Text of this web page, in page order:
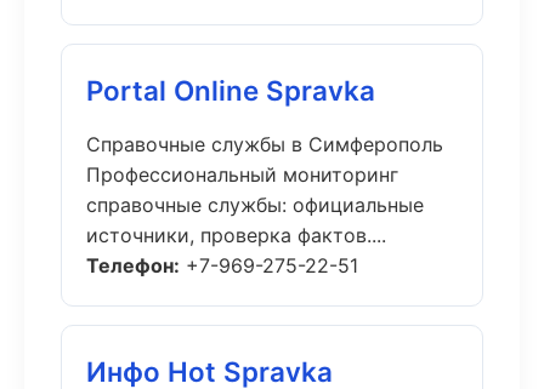
Portal Online Spravka
Справочные службы в Симферополь
Профессиональный мониторинг
справочные службы: официальные
источники, проверка фактов....
Телефон: +7-969-275-22-51
Инфо Hot Spravka